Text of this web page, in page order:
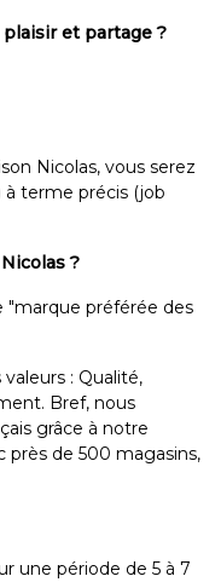
et partage ?
Nicolas, vous serez
à terme précis (job
?
"marque préférée des
: Qualité,
Bref, nous
grâce à notre
près de 500 magasins,
une période de 5 à 7